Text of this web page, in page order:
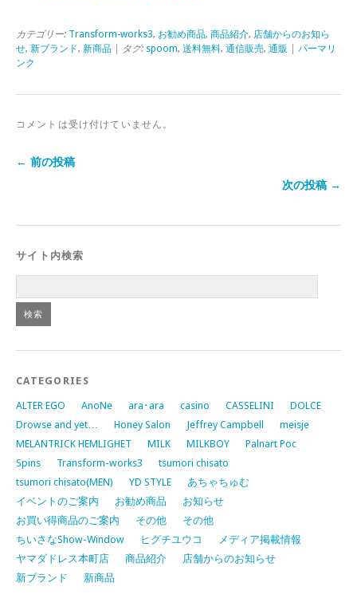
カテゴリー: Transform-works3, お勧め商品, 商品紹介, 店舗からのお知ら
せ, 新ブランド, 新商品 | タグ: spoom, 送料無料, 通信販売, 通販
パーマリ
ンク
コメントは受け付けていません。
← 前の投稿
次の投稿 →
サイト内検索
CATEGORIES
ALTER EGO AnoNe ara･ara casino CASSELINI
DOLCE
Drowse and yet…
Honey Salon Jeffrey Campbell
meisje
MELANTRICK HEMLIGHET
MILK MILKBOY
Palnart Poc
Spins
Transform-works3
tsumori chisato
tsumori chisato(MEN)
YD STYLE
あちゃちゅむ
イベントのご案内
お勧め商品
お知らせ
お買い得商品のご案内
その他
その他
ちいさなShow-Window
ヒグチユウコ
メディア掲載情報
ヤマダドレス本町店
商品紹介
店舗からのお知らせ
新ブランド
新商品